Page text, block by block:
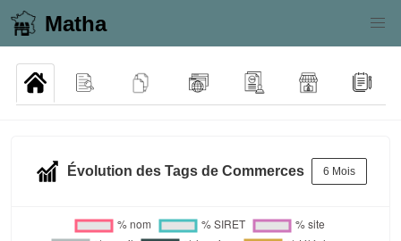
Matha
Évolution des Tags de Commerces 6 Mois